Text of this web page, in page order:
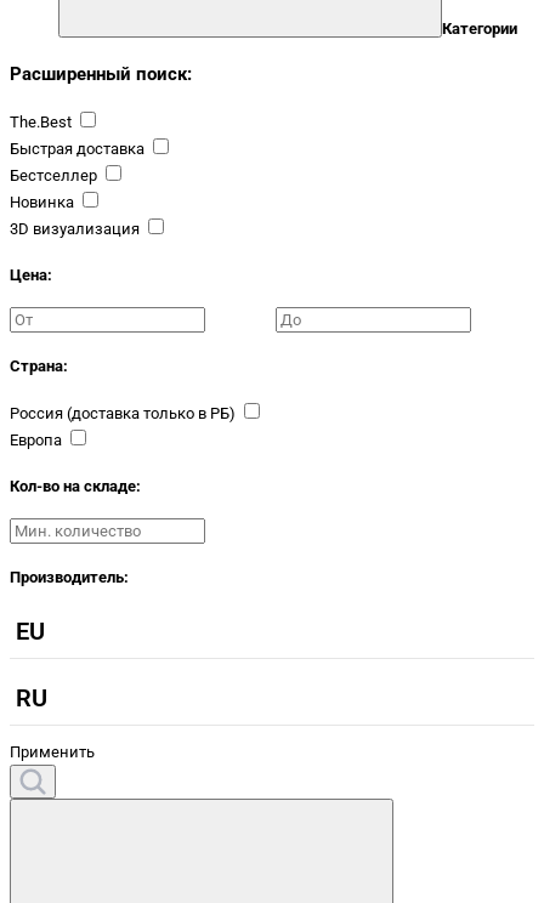
Категории
Расширенный поиск:
The.Best
Быстрая доставка
Бестселлер
Новинка
3D визуализация
Цена:
Страна:
Россия (доставка только в РБ)
Европа
Кол-во на складе:
Производитель:
EU
RU
Применить